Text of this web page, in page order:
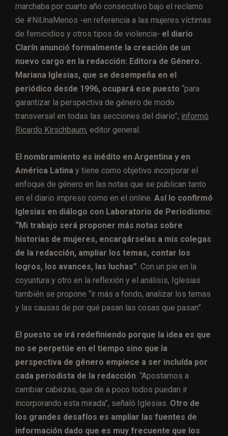
marchaba por cuarto año consecutivo bajo el reclamo
de #NiUnaMenos -en referencia a las mujeres víctimas
de femicidios y otros tipos de violencia- el diario
Clarín anunció formalmente la creación de un
nuevo cargo en la redacción: Editora de Género.
Mariana Iglesias, que se desempeña en el
periódico desde 1996, ocupará ese puesto “para
garantizar la perspectiva de género de modo
transversal en todas las secciones del diario”, informó
Ricardo Kirschbaum, editor general.
El nombramiento es inédito en Argentina y en
América Latina y tiene como objetivo incorporar el
enfoque de género en las notas que se publican tanto
en el diario impreso como en el online. Así lo confirmó
Iglesias en diálogo con Laboratorio de Periodismo:
“Mi trabajo será proponer más notas sobre
historias de mujeres, encargárselas a mis colegas
de la redacción, ampliar los temas, contar los
logros, los avances, las luchas”. Con un pie en la
coyuntura y otro en la reflexión y el análisis, Iglesias
también se propone “ir más a fondo, analizar los temas
y las causas de por qué pasan las cosas que pasan”.
El puesto se irá redefiniendo porque la idea es que
no se perpetúe en el tiempo sino que la
perspectiva de género empiece a ser incluída por
cada periodista de la redacción. “Apostamos a
cambiar cabezas, que de a poco todos puedan ir
incorporando esta mirada”, señaló Iglesias. Otro de
los grandes desafíos es ampliar las fuentes de
información dado que es muy frecuente que los